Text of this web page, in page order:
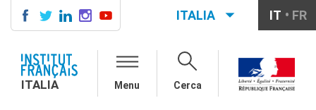
CORSI DI FRANCESE
ITALIA IT FR
ITALIA Menu Cerca